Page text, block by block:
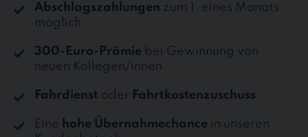
Abschlagszahlungen zum 1. eines Monats
möglich
300-Euro-Prämie bei Gewinnung von
neuen Kollegen/innen
Fahrdienst oder Fahrtkostenzuschuss
Eine hohe Übernahmechance in unseren